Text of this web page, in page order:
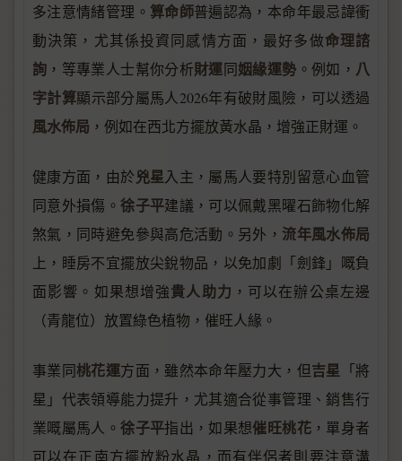
多注意情緒管理。 算命師普遍認為，本命年最忌諱衝
動決策，尤其係投資同感情方面，最好多做命理諮
詢 ，等專業人士幫你分析財運同姻緣運勢 。例如， 八
字計算顯示部分屬馬人2026年有破財風險，可以透過
風水佈局 ，例如在西北方擺放黃水晶，增強正財運。
健康方面，由於兇星入主，屬馬人要特別留意心血管
同意外損傷。徐子平建議，可以佩戴黑曜石飾物化解
煞氣，同時避免參與高危活動。另外， 流年風水佈局
上，睡房不宜擺放尖銳物品，以免加劇「劍鋒」嘅負
面影響。如果想增強貴人助力 ，可以在辦公桌左邊
（青龍位）放置綠色植物，催旺人緣。
事業同桃花運方面，雖然本命年壓力大，但吉星 「將
星」代表領導能力提升，尤其適合從事管理、銷售行
業嘅屬馬人。徐子平指出，如果想催旺桃花，單身者
可以在正南方擺放粉水晶，而有伴侶者則要注意溝